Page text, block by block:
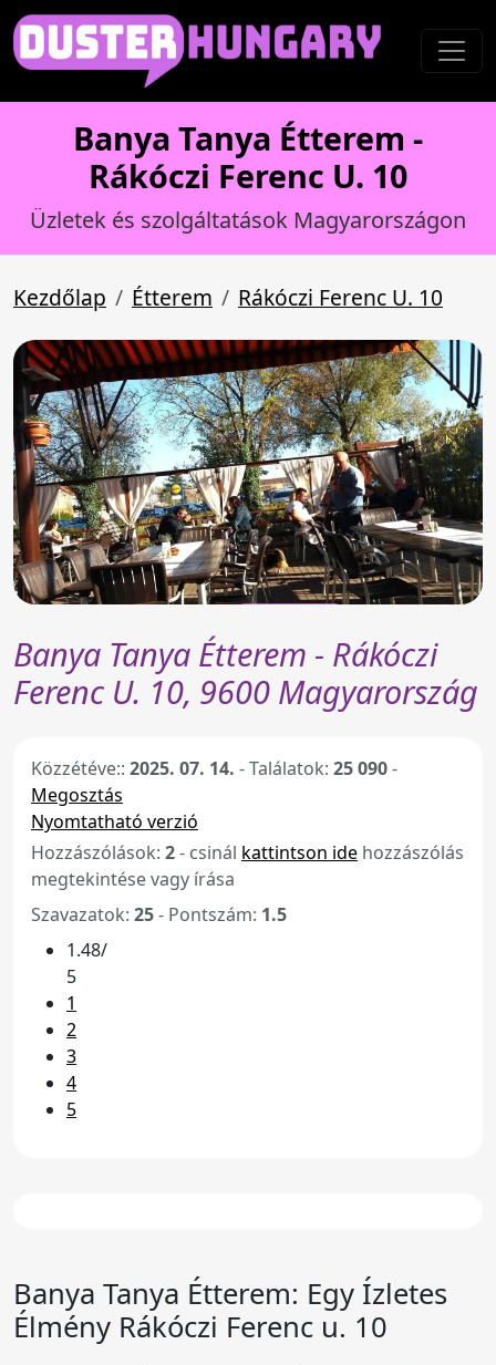
Banya Tanya Étterem -
Rákóczi Ferenc U. 10
Üzletek és szolgáltatások Magyarországon
Kezdőlap Étterem Rákóczi Ferenc U. 10
Banya Tanya Étterem - Rákóczi
Ferenc U. 10, 9600 Magyarország
Közzétéve:: 2025. 07. 14. -Találatok: 25 090-
Megosztás
Nyomtatható verzió
Hozzászólások: 2- csinál kattintson ide hozzászólás
megtekintése vagy írása
Szavazatok: 25- Pontszám: 1.5
1.48/
5
1
2
3
4
5
Banya Tanya Étterem: Egy Ízletes
Élmény Rákóczi Ferenc u. 10